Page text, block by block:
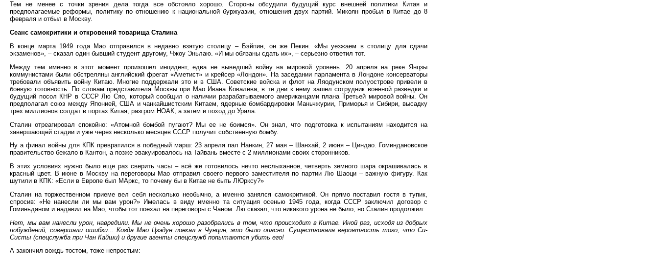
Тем не менее с точки зрения дела тогда все обстояло хорошо. Стороны обсудили будущий курс внешней политики Китая и
предполагаемые реформы, политику по отношению к национальной буржуазии, отношения двух партий. Микоян пробыл в Китае до 8
февраля и отбыл в Москву.
Сеанс самокритики и откровений товарища Сталина
В конце марта 1949 года Мао отправился в недавно взятую столицу – Бэйпин, он же Пекин. «Мы уезжаем в столицу для сдачи
экзаменов», – сказал один бывший студент другому, Чжоу Эньлаю. «И мы обязаны сдать их», – серьезно ответил тот.
Между тем именно в этот момент произошел инцидент, едва не выведший войну на мировой уровень. 20 апреля на реке Янцзы
коммунистами были обстреляны английский фрегат «Аметист» и крейсер «Лондон». На заседании парламента в Лондоне консерваторы
требовали объявить войну Китаю. Многие поддержали это и в США. Советские войска и флот на Ляодунском полуострове привели в
боевую готовность. По словам представителя Москвы при Мао Ивана Ковалева, в те дни к нему зашел сотрудник военной разведки и
будущий посол КНР в СССР Лю Сяо, который сообщил о наличии разрабатываемого американцами плана Третьей мировой войны. Он
предполагал союз между Японией, США и чанкайшистским Китаем, ядерные бомбардировки Маньчжурии, Приморья и Сибири, высадку
трех миллионов солдат в портах Китая, разгром НОАК, а затем и поход до Урала.
Сталин отреагировал спокойно: «Атомной бомбой пугают? Мы ее не боимся». Он знал, что подготовка к испытаниям находится на
завершающей стадии и уже через несколько месяцев СССР получит собственную бомбу.
Ну а финал войны для КПК превратился в победный марш: 23 апреля пал Нанкин, 27 мая – Шанхай, 2 июня – Циндао. Гоминдановское
правительство бежало в Кантон, а позже эвакуировалось на Тайвань вместе с 2 миллионами своих сторонников.
В этих условиях нужно было еще раз сверить часы – всё же готовилось нечто неслыханное, четверть земного шара окрашивалась в
красный цвет. В июне в Москву на переговоры Мао отправил своего первого заместителя по партии Лю Шаоци – важную фигуру. Как
шутили в КПК: «Если в Европе был МАркс, то почему бы в Китае не быть ЛЮрксу?»
Сталин на торжественном приеме вел себя несколько необычно, а именно занялся самокритикой. Он прямо поставил гостя в тупик,
спросив: «Не нанесли ли мы вам урон?» Имелась в виду именно та ситуация осенью 1945 года, когда СССР заключил договор с
Гоминьданом и надавил на Мао, чтобы тот поехал на переговоры с Чаном. Лю сказал, что никакого урона не было, но Сталин продолжил:
Нет, мы вам нанесли урон, навредили. Мы не очень хорошо разобрались в том, что происходит в Китае. Иной раз, исходя из добрых
побуждений, совершали ошибки... Когда Мао Цзэдун поехал в Чунцин, это было опасно. Существовала вероятность того, что Си-
Систы (спецслужба при Чан Кайши) и другие агенты спецслужб попытаются убить его!
А закончил вождь тостом, тоже непростым: